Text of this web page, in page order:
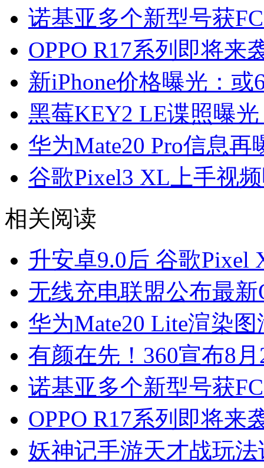
诺基亚多个新型号获
OPPO R17系列即将来
新iPhone价格曝光：或
黑莓KEY2 LE谍照曝
华为Mate20 Pro信息
谷歌Pixel3 XL上手视
相关阅读
升安卓9.0后 谷歌Pixel
无线充电联盟公布最
华为Mate20 Lite渲染
有颜在先！360宣布8
诺基亚多个新型号获
OPPO R17系列即将来
妖神记手游天才战玩法